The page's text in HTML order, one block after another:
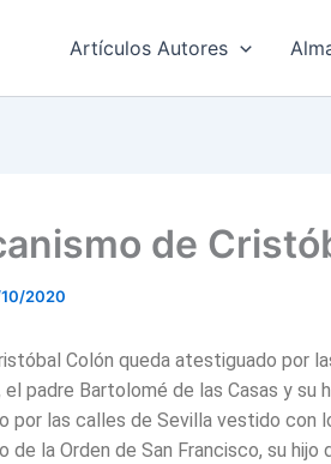
Artículos Autores
de
2020
Colón queda atestiguado por
padre Bartolomé de las Casas y su
por las calles de Sevilla vestido con
la Orden de San Francisco, su hijo